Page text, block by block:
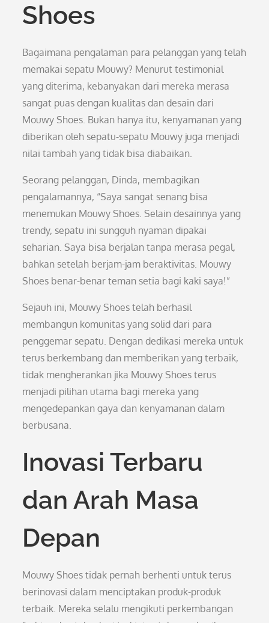
Shoes
Bagaimana pengalaman para pelanggan yang telah
memakai sepatu Mouwy? Menurut testimonial
yang diterima, kebanyakan dari mereka merasa
sangat puas dengan kualitas dan desain dari
Mouwy Shoes. Bukan hanya itu, kenyamanan yang
diberikan oleh sepatu-sepatu Mouwy juga menjadi
nilai tambah yang tidak bisa diabaikan.
Seorang pelanggan, Dinda, membagikan
pengalamannya, “Saya sangat senang bisa
menemukan Mouwy Shoes. Selain desainnya yang
trendy, sepatu ini sungguh nyaman dipakai
seharian. Saya bisa berjalan tanpa merasa pegal,
bahkan setelah berjam-jam beraktivitas. Mouwy
Shoes benar-benar teman setia bagi kaki saya!”
Sejauh ini, Mouwy Shoes telah berhasil
membangun komunitas yang solid dari para
penggemar sepatu. Dengan dedikasi mereka untuk
terus berkembang dan memberikan yang terbaik,
tidak mengherankan jika Mouwy Shoes terus
menjadi pilihan utama bagi mereka yang
mengedepankan gaya dan kenyamanan dalam
berbusana.
Inovasi Terbaru
dan Arah Masa
Depan
Mouwy Shoes tidak pernah berhenti untuk terus
berinovasi dalam menciptakan produk-produk
terbaik. Mereka selalu mengikuti perkembangan